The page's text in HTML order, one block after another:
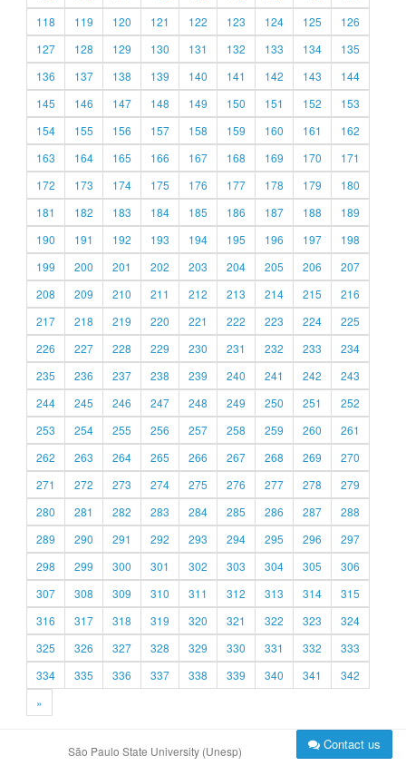
118
119 120 121 122 123 124 125
126
127
128 129 130 131 132 133 134
135
136
137 138 139 140 141 142 143
144
145
146 147 148 149 150 151 152
153
154
155 156 157 158 159 160 161
162
163
164 165 166 167 168 169 170
171
172
173 174 175 176 177 178 179
180
181
182 183 184 185 186 187 188
189
190
191 192 193 194 195 196 197
198
199
200 201 202 203 204 205 206
207
208
209 210 211 212 213 214 215
216
217
218 219 220 221 222 223 224
225
226
227 228 229 230 231 232 233
234
235
236 237 238 239 240 241 242
243
244
245 246 247 248 249 250 251
252
253
254 255 256 257 258 259 260
261
262
263 264 265 266 267 268 269
270
271
272 273 274 275 276 277 278
279
280
281 282 283 284 285 286 287
288
289
290 291 292 293 294 295 296
297
298
299 300 301 302 303 304 305
306
307
308 309 310 311 312 313 314
315
316
317 318 319 320 321 322 323
324
325
326 327 328 329 330 331 332
333
334
335 336 337 338 339 340 341
342
»
São Paulo State University (Unesp) Contact us